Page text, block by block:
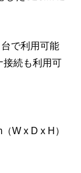
で利用可能
接続も利用可
W x D x H）